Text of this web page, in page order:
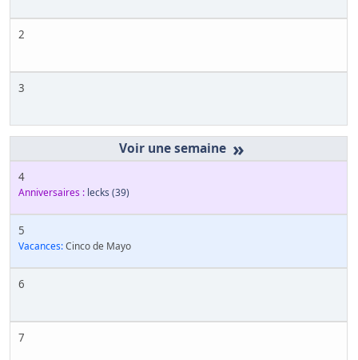
2
3
»
4
Anniversaires : lecks (39)
5
Vacances:Cinco de Mayo
6
7